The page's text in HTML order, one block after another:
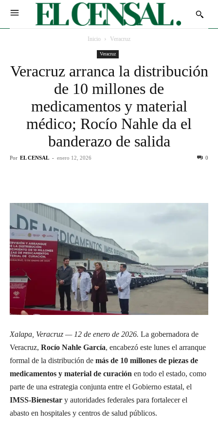
Inicio Veracruz
Veracruz
Veracruz arranca la distribución
de 10 millones de
medicamentos y material
médico; Rocío Nahle da el
banderazo de salida
Por EL CENSAL - enero 12, 2026 0
Xalapa, Veracruz — 12 de enero de 2026. La gobernadora de
Veracruz, Rocío Nahle García, encabezó este lunes el arranque
formal de la distribución de más de 10 millones de piezas de
medicamentos y material de curación en todo el estado, como
parte de una estrategia conjunta entre el Gobierno estatal, el
IMSS-Bienestar y autoridades federales para fortalecer el
abasto en hospitales y centros de salud públicos.